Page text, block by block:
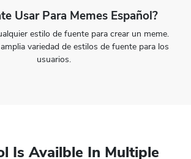
Usar Para Memes Español?
estilo de fuente para crear un meme.
variedad de estilos de fuente para los
usuarios.
Is Availble In Multiple